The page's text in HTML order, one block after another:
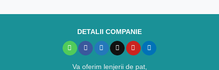
DETALII COMPANIE
Va oferim lenjerii de pat,